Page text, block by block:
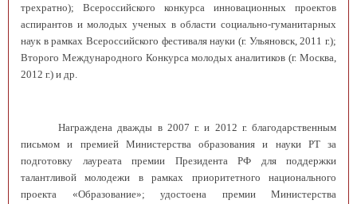
трехратно); Всероссийского конкурса инновационных проектов
аспирантов и молодых ученых в области социально-гуманитарных
наук в рамках Всероссийского фестиваля науки (г. Ульяновск, 2011 г.);
Второго Международного Конкурса молодых аналитиков(г. Москва,
2012 г.) и др.
Награждена дважды в 2007 г. и 2012 г. благодарственным
письмом и премией Министерства образования и науки РТ за
подготовку лауреата премии Президента РФ для поддержки
талантливой молодежи в рамках приоритетного национального
проекта «Образование»; удостоена премии Министерства